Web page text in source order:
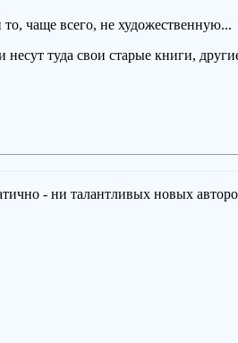
чаще всего, не художественную...
туда свои старые книги,
- ни талантливых новых